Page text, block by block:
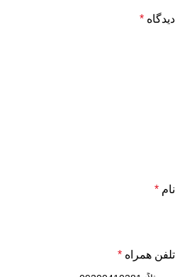
دیدگاه *
نام *
تلفن همراه *